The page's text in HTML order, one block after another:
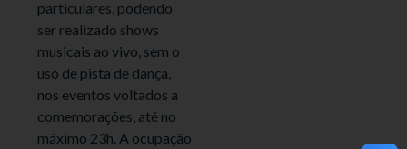
particulares, podendo
ser realizado shows
musicais ao vivo, sem o
uso de pista de dança,
nos eventos voltados a
comemorações, até no
máximo 23h. A ocupação